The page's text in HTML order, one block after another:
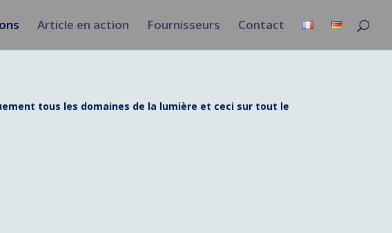
Article en action Fournisseurs Contact
tous les domaines de la lumière et ceci sur tout le